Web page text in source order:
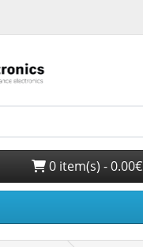
0 item(s) - 0.00€